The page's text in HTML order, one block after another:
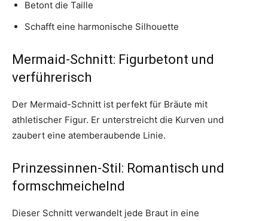
Betont die Taille
Schafft eine harmonische Silhouette
Mermaid-Schnitt: Figurbetont und
verführerisch
Der Mermaid-Schnitt ist perfekt für Bräute mit
athletischer Figur. Er unterstreicht die Kurven und
zaubert eine atemberaubende Linie.
Prinzessinnen-Stil: Romantisch und
formschmeichelnd
Dieser Schnitt verwandelt jede Braut in eine